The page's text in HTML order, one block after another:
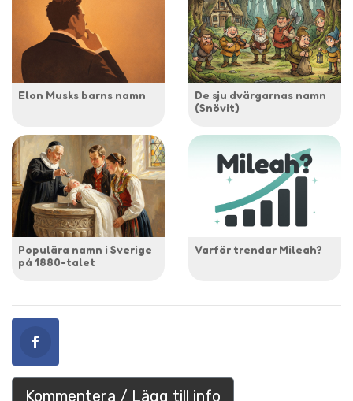
Elon Musks barns namn
De sju dvärgarnas namn
(Snövit)
Populära namn i Sverige
på 1880-talet
Varför trendar Mileah?
Kommentera / Lägg till info